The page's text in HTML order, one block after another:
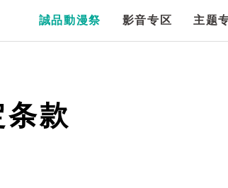
誠品動漫祭 影音专区 主题
款